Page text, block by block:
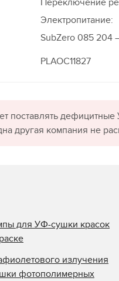
Переключение
Электропитание:
SubZero 085 204
PLAOC11827
поставлять
другая компания не
для УФ-сушки красок
излучения
фотополимерных